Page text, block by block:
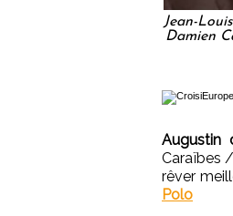
Jean-
Damien
Augustin
Caraïbes
rêver
Polo